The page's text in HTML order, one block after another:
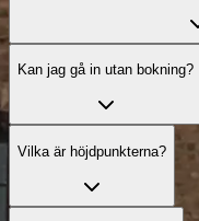
Kan jag gå in utan bokning?
Vilka är höjdpunkterna?